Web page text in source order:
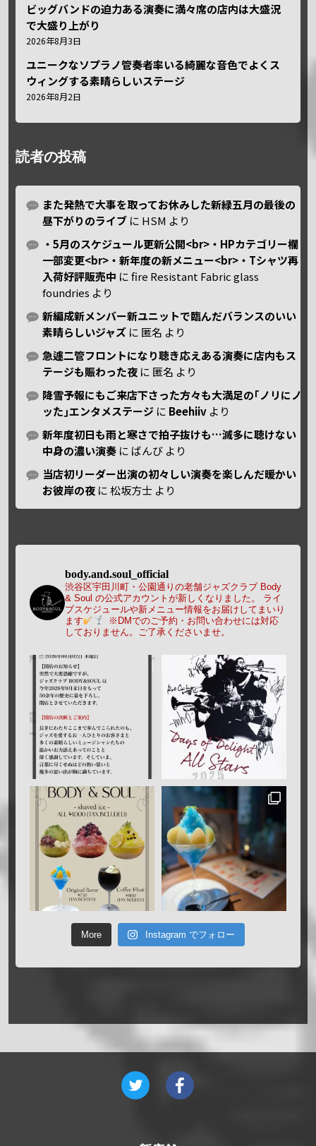
ビッグバンドの迫力ある演奏に満々席の店内は大盛況
で大盛り上がり
2026年8月3日
ユニークなソプラノ管奏者率いる綺麗な音色でよくス
ウィングする素晴らしいステージ
2026年8月2日
読者の投稿
また発熱で大事を取ってお休みした新緑五月の最後の
昼下がりのライブ に HSM より
・5月のスケジュール更新公開<br>・HPカテゴリー欄
一部変更<br>・新年度の新メニュー<br>・Tシャツ再
入荷好評販売中 にfire Resistant Fabric glass
foundries より
新編成新メンバー新ユニットで臨んだバランスのいい
素晴らしいジャズ に 匿名 より
急遽二管フロントになり聴き応えある演奏に店内もス
テージも賑わった夜 に 匿名 より
降雪予報にもご来店下さった方々も大満足の｢ノリにノ
ッた｣エンタメステージ に Beehiiv より
新年度初日も雨と寒さで拍子抜けも…滅多に聴けない
中身の濃い演奏 に ばんび より
当店初リーダー出演の初々しい演奏を楽しんだ暖かい
お彼岸の夜 に松坂方士 より
body.and.soul_official
渋谷区宇田川町・公園通りの老舗ジャズクラブ Body
& Soul の公式アカウントが新しくなりました。
ライ
ブスケジュールや新メニュー情報をお届けしてまいり
ます
※DMでのご予約・お問い合わせには対応
しておりません。ご了承くださいませ。
More Instagram でフォロー